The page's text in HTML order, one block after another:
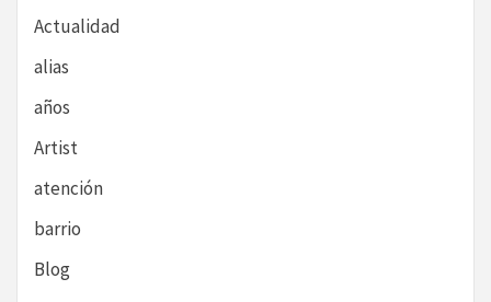
Actualidad
alias
años
Artist
atención
barrio
Blog